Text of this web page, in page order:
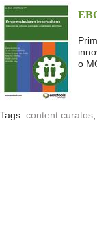
o
Tags: content curatos;